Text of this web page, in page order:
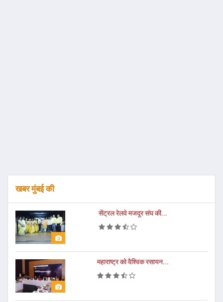
खबर मुंबई की
सेंट्रल रेलवे मजदूर संघ की...
महाराष्ट्र को वैश्विक रसायन...